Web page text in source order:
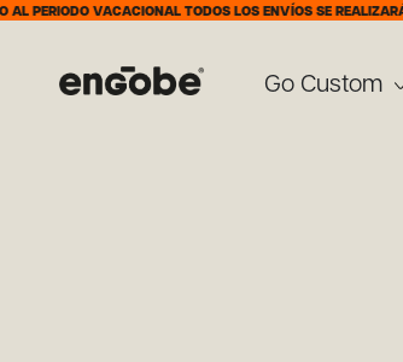
TODOS LOS ENVÍOS SE REALIZARÁN A PARTIR DEL
Go Custom